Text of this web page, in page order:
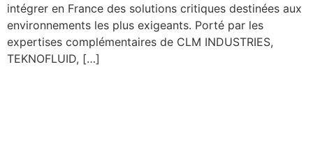
intégrer en France des solutions critiques destinées aux
environnements les plus exigeants. Porté par les
expertises complémentaires de CLM INDUSTRIES,
TEKNOFLUID, […]